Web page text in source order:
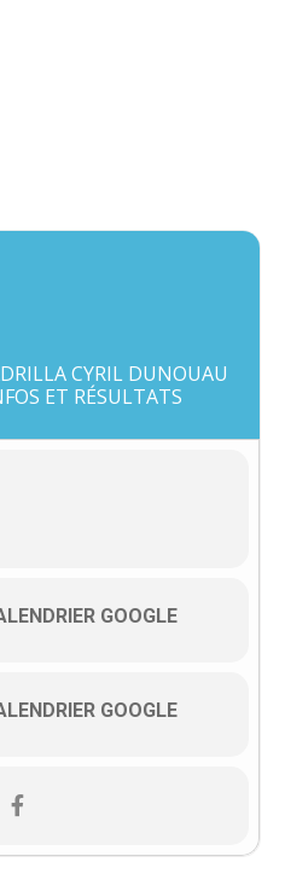
CYRIL DUNOUAU
ET RÉSULTATS
GOOGLE
GOOGLE